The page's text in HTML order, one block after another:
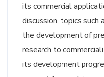
its commercial
discussion, topics such
the development of
research to
its development